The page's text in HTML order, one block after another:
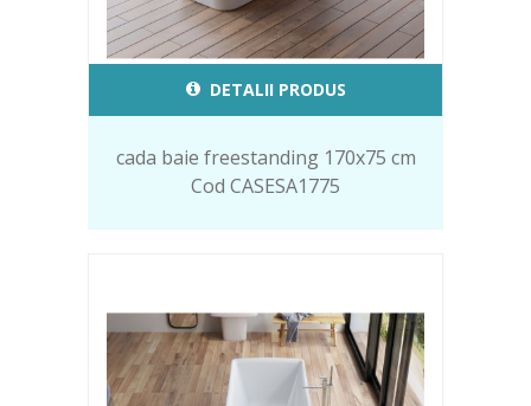
DETALII PRODUS
cada baie freestanding 170x75 cm
Cod CASESA1775